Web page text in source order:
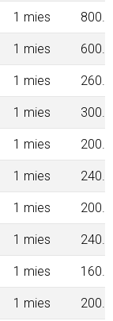
1 mies
1 mies
1 mies
1 mies
1 mies
1 mies
1 mies
1 mies
1 mies
1 mies